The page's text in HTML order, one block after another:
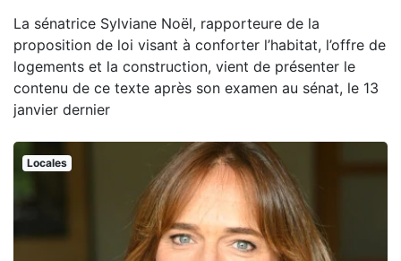
La sénatrice Sylviane Noël, rapporteure de la
proposition de loi visant à conforter l’habitat, l’offre de
logements et la construction, vient de présenter le
contenu de ce texte après son examen au sénat, le 13
janvier dernier
Locales